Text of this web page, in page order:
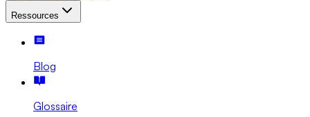
Ressources
Blog
Glossaire